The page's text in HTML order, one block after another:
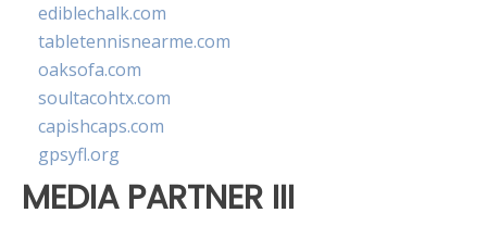
ediblechalk.com
tabletennisnearme.com
oaksofa.com
soultacohtx.com
capishcaps.com
gpsyfl.org
MEDIA PARTNER III